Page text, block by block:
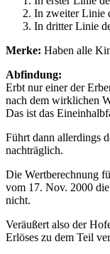
In zweiter Linie
In dritter Linie
Merke: Haben alle
Abfindung:
Erbt nur einer der
nach dem wirklichen
Das ist das
Führt dann allerdings
nachträglich.
Die Wertberechnung
vom 17. Nov. 2000 die
nicht.
Veräußert also der
Erlöses zu dem Teil